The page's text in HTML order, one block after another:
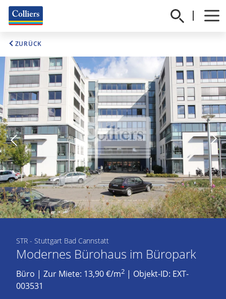
ZURÜCK
STR - Stuttgart Bad Cannstatt
Modernes Bürohaus im Büropark
Büro | Zur Miete: 13,90 €/m2 | Objekt-ID: EXT-
003531